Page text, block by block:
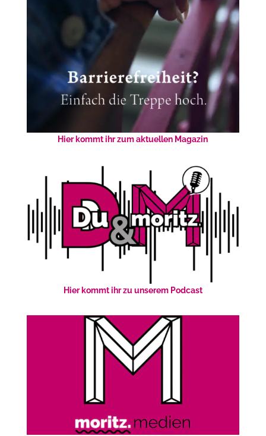
Hier kommt ihr zum aktuellen Magazin
Hier kommt ihr zu unserem Podcast